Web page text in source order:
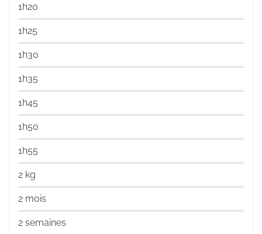
1h20
1h25
1h30
1h35
1h45
1h50
1h55
2 kg
2 mois
2 semaines